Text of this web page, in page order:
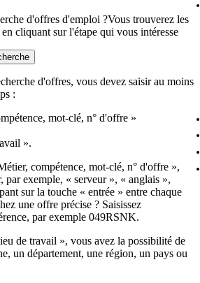
d'offres d'emploi ?Vous trouverez les
cliquant sur l'étape qui vous intéresse
d'offres, vous devez saisir au moins
:
mot-clé, n° d'offre »
».
compétence, mot-clé, n° d'offre »,
par exemple, « serveur », « anglais »,
sur la touche « entrée » entre chaque
une offre précise ? Saisissez
par exemple 049RSNK.
de travail », vous avez la possibilité de
un département, une région, un pays ou